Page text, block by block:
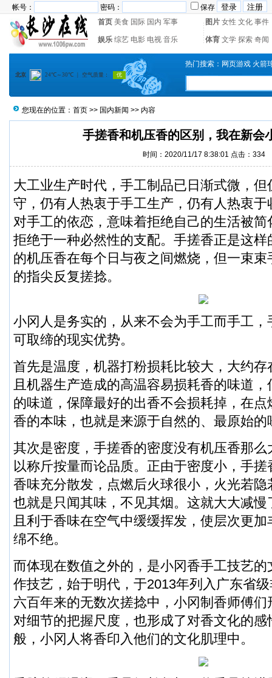
帐号： 密码：
保存
首页 美食 国际 国内 军事 图片 女性 文化 事件
娱乐 综艺 电影 电视 音乐 体育 文学 探索 奇闻
热门搜索： 网页游戏 火箭
您现在的位置： 首页 >> 国内新闻 >> 内容
手搓香和机压香的区别，我在新会
时间：2020/11/17 8:38:01 点击： 334
大工业生产时代，手工制品已日渐式微，
守，仍有人热衷于手工生产，仍有人热衷
对手工的依恋，意味着拒绝自己的生活被
拒绝于一种必然性的支配。手搓香正是这
的机压香在每个日与夜之间燃烧，但一束
的指尖反复搓捻。
小冈人是务实的，从来不会为手工而手工
可取缔的现实优势。
首先是温度，机器打粉损耗比较大，大约
且机器生产造成的高温容易损耗香的味道
的味道，保障最好的出香不会损耗掉，在
香的本味，也就是来源于自然的、最原始的
其次是密度，手搓香的密度没有机压香那
以称斤按量而论品质。正由于密度小，手
香味充分散发，点燃后火球很小，火光若
也就是只闻其味，不见其烟。这就大大减
且利于香味在空气中缓缓挥发，使层次更
绵不绝。
而体现在数值之外的，是小冈香手工技艺
作技艺，始于明代，于2013年列入广东省
六百年来的无数次搓捻中，小冈制香师傅
对细节的把握尺度，也形成了对香文化的
般，小冈人将香印入他们的文化肌理中。